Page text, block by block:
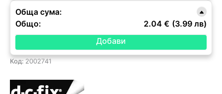
Обща сума:
Общо:
2.04 € (3.99 лв)
Код: 2002741